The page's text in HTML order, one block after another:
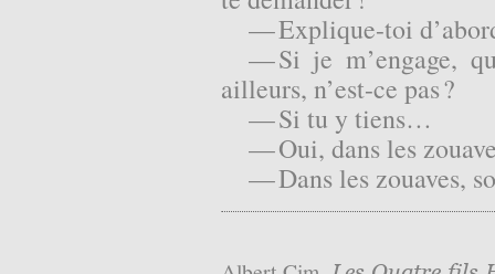
— Explique-toi
— Si je m’engage,
ailleurs, n’est-ce pas ?
— Si tu y tiens…
— Oui, dans les
— Dans les zouaves,